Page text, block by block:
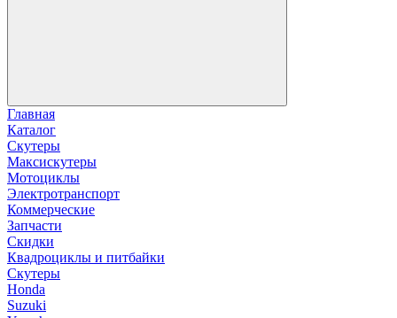
Главная
Каталог
Скутеры
Максискутеры
Мотоциклы
Электротранспорт
Коммерческие
Запчасти
Скидки
Квадроциклы и питбайки
Скутеры
Honda
Suzuki